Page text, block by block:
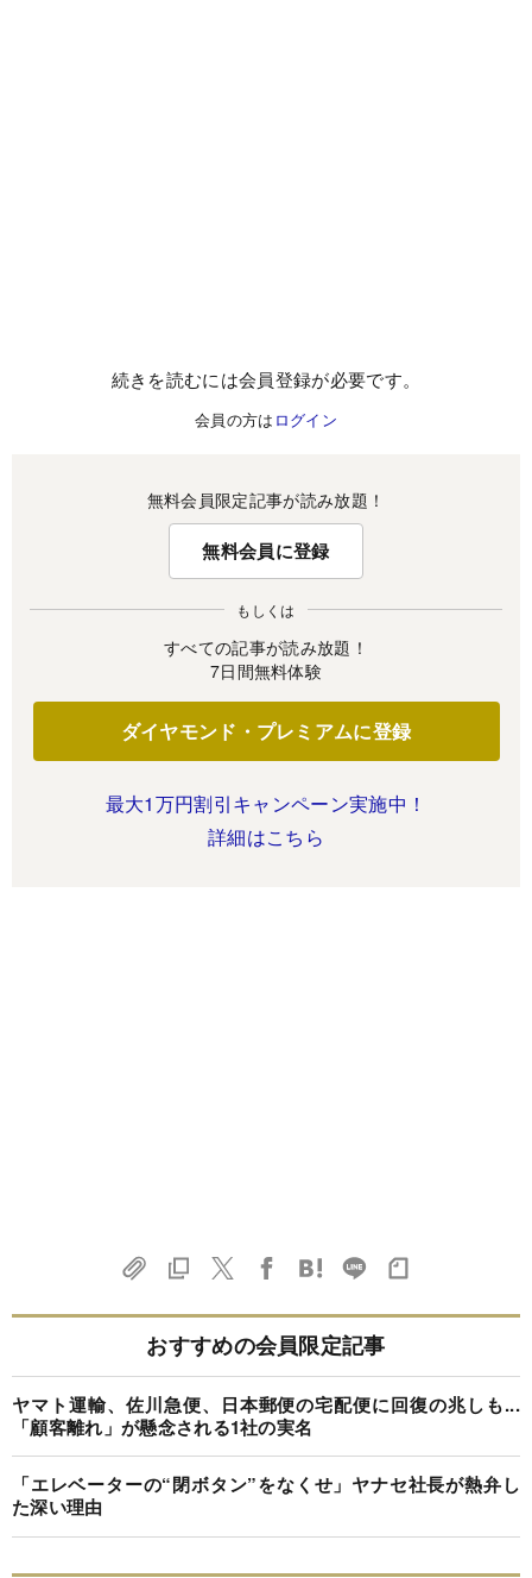
続きを読むには会員登録が必要です。
会員の方は ログイン
無料会員限定記事が読み放題！
無料会員に登録
もしくは
すべての記事が読み放題！
7日間無料体験
ダイヤモンド・プレミアムに登録
最大1万円割引キャンペーン実施中！
詳細はこちら
おすすめの会員限定記事
ヤマト運輸、佐川急便、日本郵便の宅配便に回復の兆しも...
「顧客離れ」が懸念される1社の実名
「エレベーターの“閉ボタン”をなくせ」ヤナセ社長が熱弁し
た深い理由